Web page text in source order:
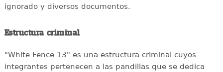
ignorado y diversos documentos.
Estructura criminal
"White Fence 13" es una estructura criminal cuyos
integrantes pertenecen a las pandillas que se dedica